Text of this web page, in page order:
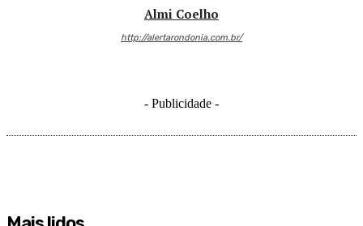
Almi Coelho
http://alertarondonia.com.br/
- Publicidade -